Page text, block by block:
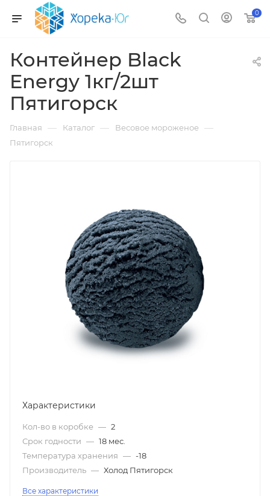
0
Контейнер Black
Energy 1кг/2шт
Пятигорск
Главная — Каталог — Весовое мороженое —
Пятигорск
Характеристики
Кол-во в коробке — 2
Срок годности — 18 мес.
Температура хранения — -18
Производитель — Холод Пятигорск
Все характеристики